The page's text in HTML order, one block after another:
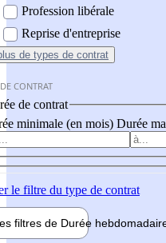
Profession libérale
Reprise d'entreprise
de types de contrat
CONTRAT
de contrat
minimale (en mois) Durée
le filtre du type de contrat
filtres de Durée hebdo